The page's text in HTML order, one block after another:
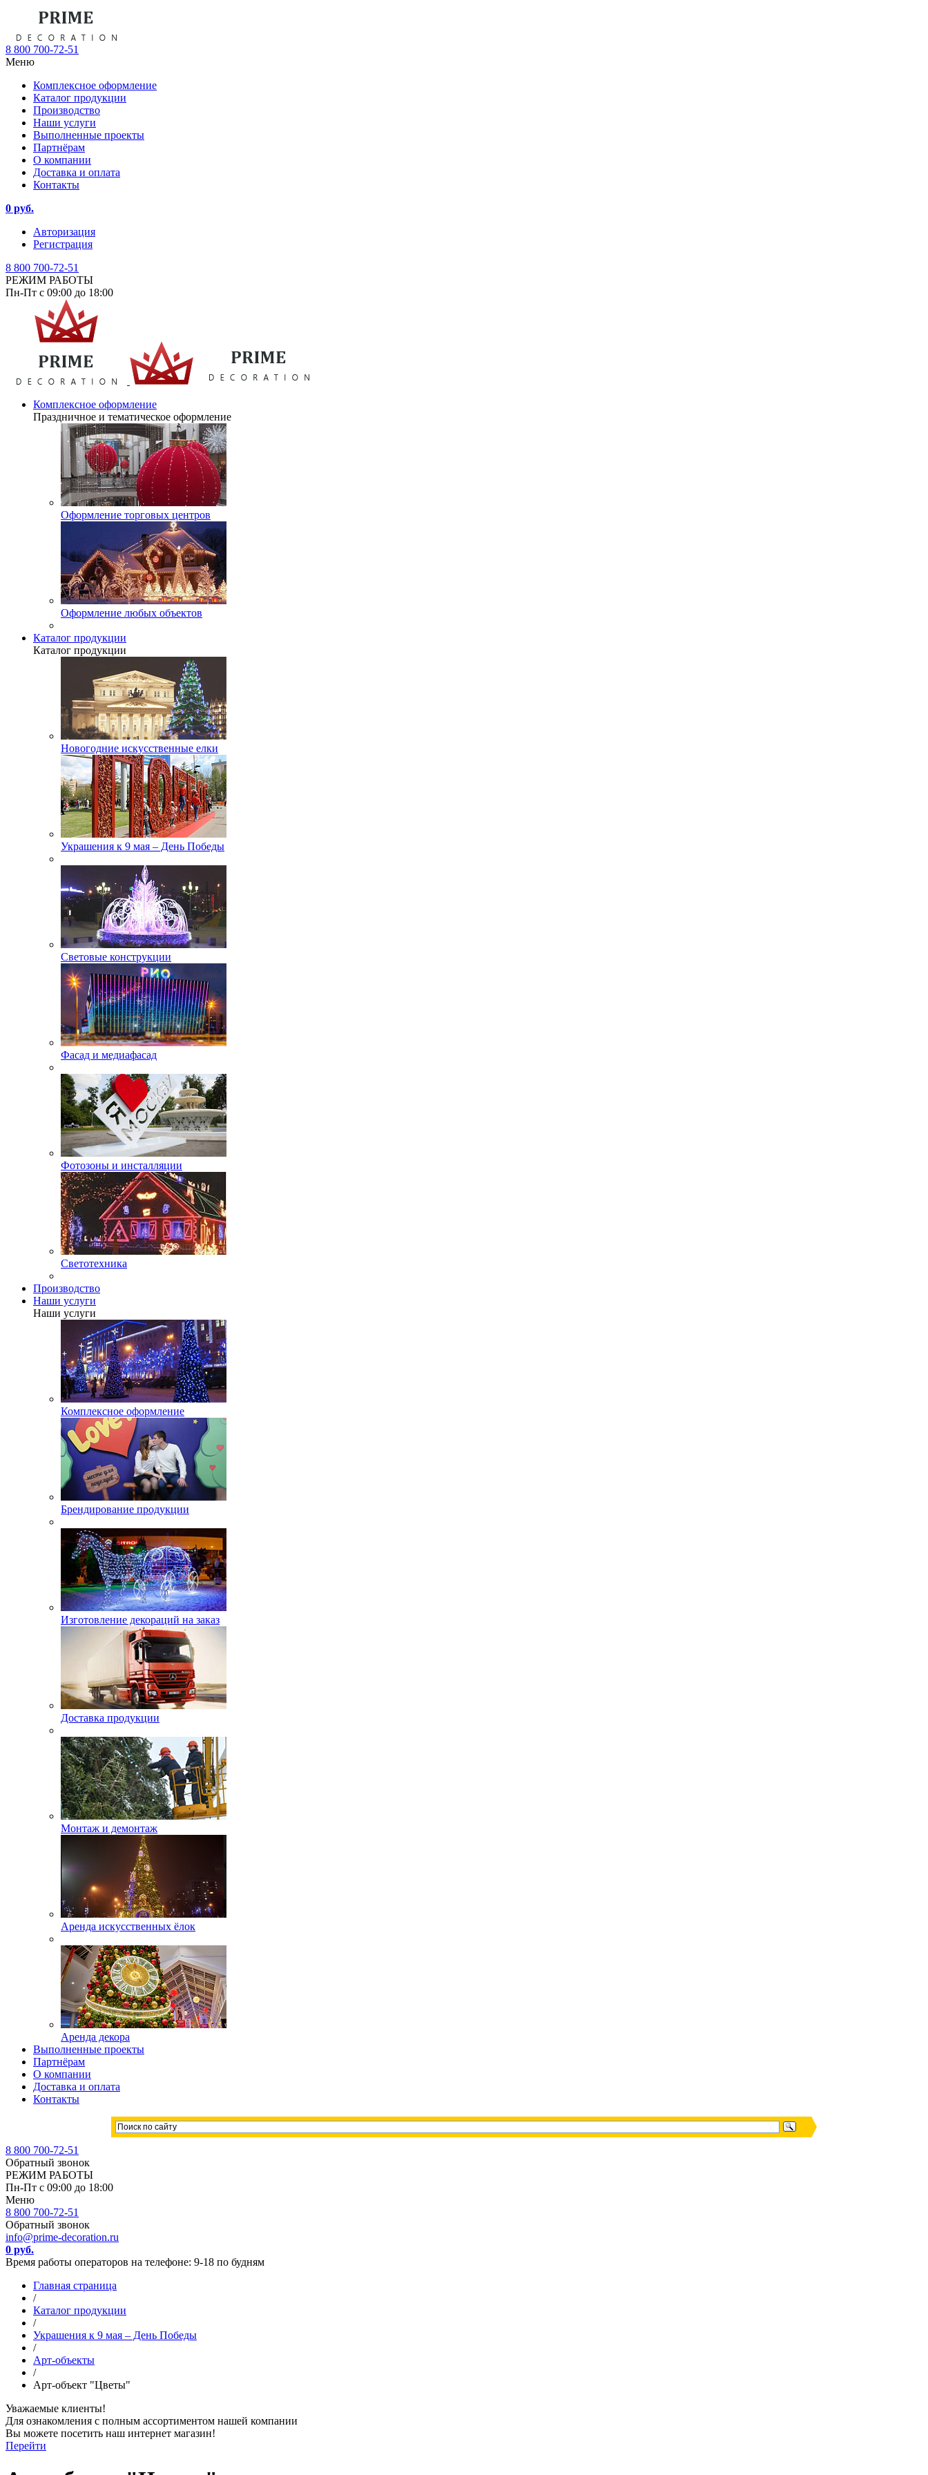
8 800 700-72-51
Меню
Комплексное оформление
Каталог продукции
Производство
Наши услуги
Выполненные проекты
Партнёрам
О компании
Доставка и оплата
Контакты
0 руб.
Авторизация
Регистрация
8 800 700-72-51
РЕЖИМ РАБОТЫ
Пн-Пт с 09:00 до 18:00
Комплексное оформление
Праздничное и тематическое оформление
Оформление торговых центров
Оформление любых объектов
Каталог продукции
Каталог продукции
Новогодние искусственные елки
Украшения к 9 мая – День Победы
Световые конструкции
Фасад и медиафасад
Фотозоны и инсталляции
Светотехника
Производство
Наши услуги
Наши услуги
Комплексное оформление
Брендирование продукции
Изготовление декораций на заказ
Доставка продукции
Монтаж и демонтаж
Аренда искусственных ёлок
Аренда декора
Выполненные проекты
Партнёрам
О компании
Доставка и оплата
Контакты
8 800 700-72-51
Обратный звонок
РЕЖИМ РАБОТЫ
Пн-Пт с 09:00 до 18:00
Меню
8 800 700-72-51
Обратный звонок
info@prime-decoration.ru
0 руб.
Время работы операторов на телефоне: 9-18 по будням
Главная страница
/
Каталог продукции
/
Украшения к 9 мая – День Победы
/
Арт-объекты
/
Арт-объект "Цветы"
Уважаемые клиенты!
Для ознакомления с полным ассортиментом нашей компании
Вы можете посетить наш интернет магазин!
Перейти